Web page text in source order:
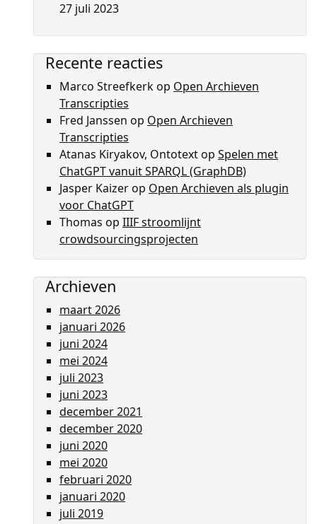
27 juli 2023
Recente reacties
Marco Streefkerkop Open Archieven
Transcripties
Fred Janssen op Open Archieven
Transcripties
Atanas Kiryakov, Ontotextop Spelen met
ChatGPT vanuit SPARQL (GraphDB)
Jasper Kaizerop Open Archieven als plugin
voor ChatGPT
Thomas op IIIF stroomlijnt
crowdsourcingsprojecten
Archieven
maart 2026
januari 2026
juni 2024
mei 2024
juli 2023
juni 2023
december 2021
december 2020
juni 2020
mei 2020
februari 2020
januari 2020
juli 2019